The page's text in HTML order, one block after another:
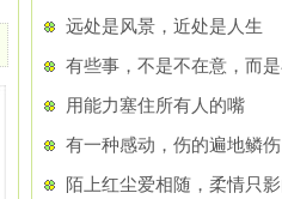
远处是风景，近处是人生
用能力塞住所有人的嘴
有一种感动，伤的遍地鳞伤